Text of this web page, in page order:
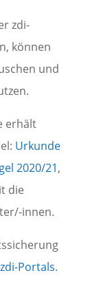
zdi-
können
und
erhält
Urkunde
2020/21,
die
innen.
Portals.